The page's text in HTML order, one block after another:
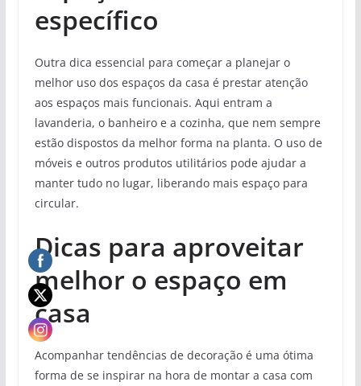
específico
Outra dica essencial para começar a planejar o
melhor uso dos espaços da casa é prestar atenção
aos espaços mais funcionais. Aqui entram a
lavanderia, o banheiro e a cozinha, que nem sempre
estão dispostos da melhor forma na planta. O uso de
móveis e outros produtos utilitários pode ajudar a
manter tudo no lugar, liberando mais espaço para
circular.
Dicas para aproveitar
melhor o espaço em
casa
Acompanhar tendências de decoração é uma ótima
forma de se inspirar na hora de montar a casa com